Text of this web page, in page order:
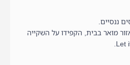
ננסיים.
מואר בבית, הקפידו על השקייה